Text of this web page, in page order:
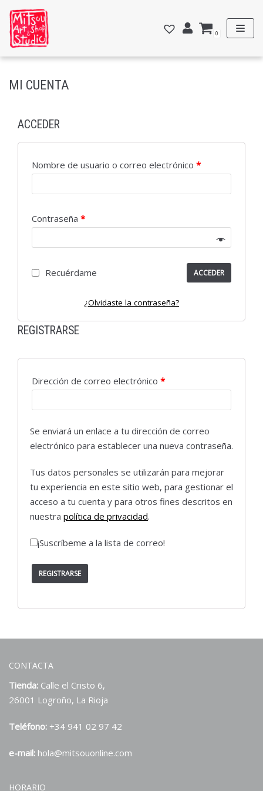
Saltar
al
contenido
0
MI CUENTA
ACCEDER
Nombre de usuario o correo electrónico *
Contraseña *
Recuérdame ACCEDER
¿Olvidaste la contraseña?
REGISTRARSE
Dirección de correo electrónico *
Se enviará un enlace a tu dirección de correo
electrónico para establecer una nueva contraseña.
Tus datos personales se utilizarán para mejorar
tu experiencia en este sitio web, para gestionar el
acceso a tu cuenta y para otros fines descritos en
nuestra política de privacidad.
¡Suscríbeme a la lista de correo!
REGISTRARSE
CONTACTA
Tienda: Calle el Cristo 6,
26001 Logroño, La Rioja
Teléfono: +34 941 02 97 42
e-mail: hola@mitsouonline.com
HORARIO